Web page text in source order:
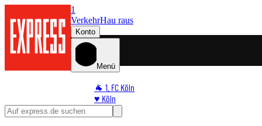
1
VerkehrHau raus
Konto
Menü
🐐 1. FC Köln
♥️ Köln
⭐ Promi